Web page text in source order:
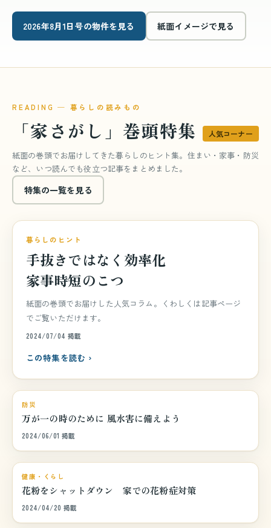
2026年8月1日号の物件を見る 紙面イメージで見る
READING ─ 暮らしの読みもの
「家さがし」巻頭特集 人気コーナー
紙面の巻頭でお届けしてきた暮らしのヒント集。住まい・家事・防災
など、いつ読んでも役立つ記事をまとめました。
特集の一覧を見る
特集 vol.840
巻頭特集
暮らしのヒント
手抜きではなく効率化
家事時短のこつ
紙面の巻頭でお届けした人気コラム。くわしくは記事ページ
でご覧いただけます。
2024/07/04 掲載
この特集を読む ›
巻頭特集
防災
万が一の時のために 風水害に備えよう
2024/06/01 掲載
巻頭特集
健康・くらし
花粉をシャットダウン 家での花粉症対策
2024/04/20 掲載